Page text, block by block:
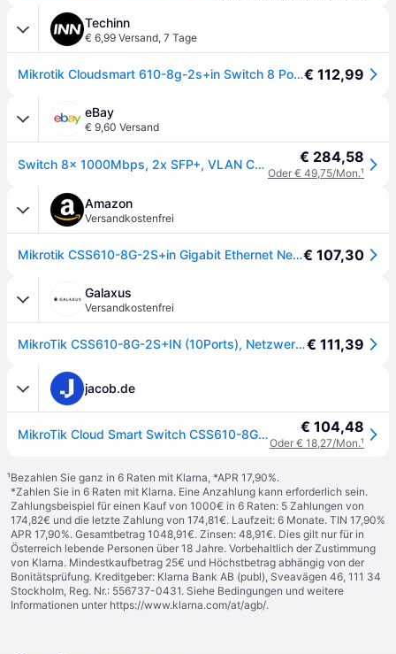
Techinn
€ 6,99 Versand, 7 Tage
Mikrotik Cloudsmart 610-8g-2s+in Switch 8 Ports Weiß One Size / EU Plug 220V€ 112,99
eBay
€ 9,60 Versand
Switch 8x 1000Mbps, 2x SFP+, VLAN CSS610-8G-2S+IN € 284,58
Oder € 49,75/Mon.¹
Amazon
Versandkostenfrei
Mikrotik CSS610-8G-2S+in Gigabit Ethernet Netzwerk-Switch (10/100/1000) Ethernet-Verbindung, unterstützt Stromversorgung über diesen Port (PoE) Weiß€ 107,30
Galaxus
Versandkostenfrei
MikroTik CSS610-8G-2S+IN (10Ports), Netzwerk Switch, Weiss€ 111,39
jacob.de
MikroTik Cloud Smart Switch CSS610-8G-2S+IN - Switch - Smart - 8 x 10/100/1000 + 2 x 10 Gigabit SFP+ - an Rack montierbar, Desktop - Passives PoE - Gleichstrom (CSS610-8G-2S+IN) € 104,48
Oder € 18,27/Mon.¹
¹Bezahlen Sie ganz in 6 Raten mit Klarna, *APR 17,90%.
*Zahlen Sie in 6 Raten mit Klarna. Eine Anzahlung kann erforderlich sein.
Zahlungsbeispiel für einen Kauf von 1000€ in 6 Raten: 5 Zahlungen von
174,82€ und die letzte Zahlung von 174,81€. Laufzeit: 6 Monate. TIN 17,90%
APR 17,90%. Gesamtbetrag 1048,91€. Zinsen: 48,91€. Dies gilt nur für in
Österreich lebende Personen über 18 Jahre. Vorbehaltlich der Zustimmung
von Klarna. Mindestkaufbetrag 25€ und Höchstbetrag abhängig von der
Bonitätsprüfung. Kreditgeber: Klarna Bank AB (publ), Sveavägen 46, 111 34
Stockholm, Reg. Nr.: 556737-0431. Siehe Bedingungen und weitere
Informationen unter https://www.klarna.com/at/agb/.